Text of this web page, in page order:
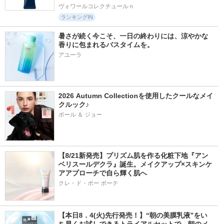
ヴォワールコレクチュールｎ
ランキングIN
暑さが続く今こそ、一日の終わりには、涼やかな
香りに包まれるバスタイムを。
アユーラ
2026 Autumn Collectionを使用したクールなメイ
クルック♪
ポール ＆ ジョー
【8/21新発売】プリズム肌を作る化粧下地『アン
ベリスールデクラ』誕生。メイクアップ×スキンケ
アアプローチで自ら輝く肌へ
クレ・ド・ポー ボーテ
【本日8．4(火)先行発売！】“朝の美膜乳液”をい